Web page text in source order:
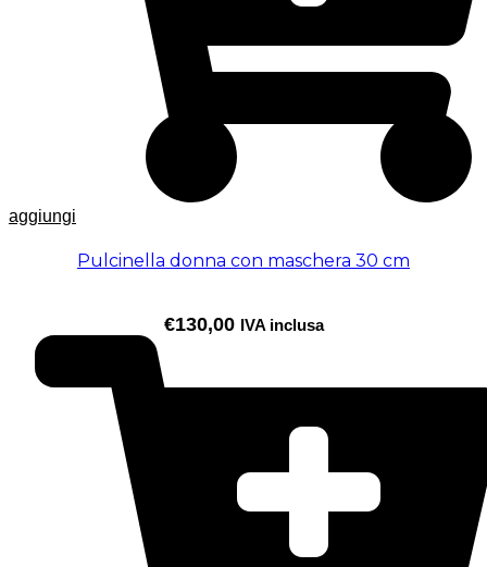
aggiungi
Pulcinella donna con maschera 30 cm
€130,00 IVA inclusa